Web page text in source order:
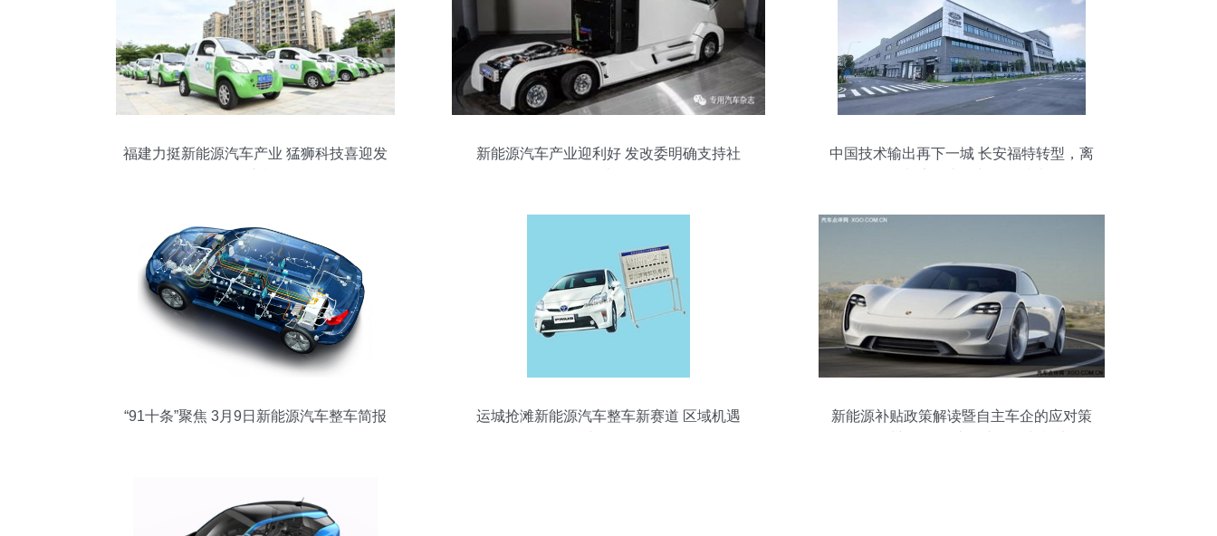
福建力挺新能源汽车产业 猛狮科技喜迎发
新能源汽车产业迎利好 发改委明确支持社
中国技术输出再下一城 长安福特转型，离
“91十条”聚焦 3月9日新能源汽车整车简报
运城抢滩新能源汽车整车新赛道 区域机遇
新能源补贴政策解读暨自主车企的应对策